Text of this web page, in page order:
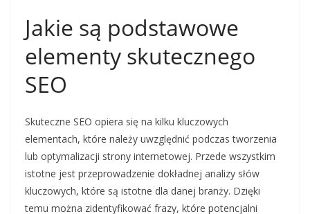
Jakie są podstawowe
elementy skutecznego
SEO
Skuteczne SEO opiera się na kilku kluczowych
elementach, które należy uwzględnić podczas tworzenia
lub optymalizacji strony internetowej. Przede wszystkim
istotne jest przeprowadzenie dokładnej analizy słów
kluczowych, które są istotne dla danej branży. Dzięki
temu można zidentyfikować frazy, które potencjalni